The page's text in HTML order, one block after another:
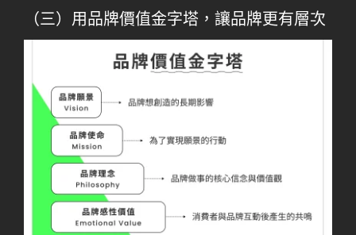
（三）用品牌價值金字塔，讓品牌更有層次